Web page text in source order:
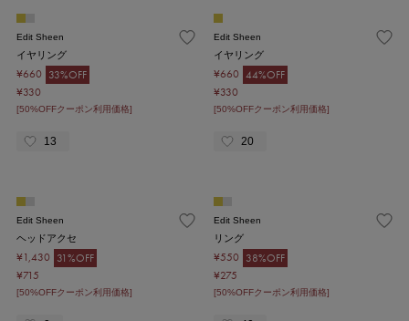
Edit Sheen
イヤリング
¥660 33%OFF
¥330
[50%OFFクーポン利用価格]
13
Edit Sheen
イヤリング
¥660 44%OFF
¥330
[50%OFFクーポン利用価格]
20
Edit Sheen
ヘッドアクセ
¥1,430 31%OFF
¥715
[50%OFFクーポン利用価格]
Edit Sheen
リング
¥550 38%OFF
¥275
[50%OFFクーポン利用価格]